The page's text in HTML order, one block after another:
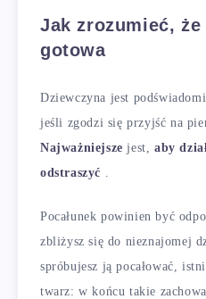
Jak zrozumieć,
gotowa
Dziewczyna jest
jeśli zgodzi się przyjść na
Najważniejsze jest,aby
odstraszyć
Pocałunek powinien być
zbliżysz się do nieznajomej
spróbujesz ją pocałować,
twarz: w końcu takie